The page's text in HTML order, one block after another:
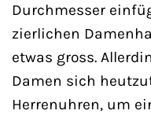
Durchmesser
zierlichen
etwas gross.
Damen sich
Herrenuhren, um